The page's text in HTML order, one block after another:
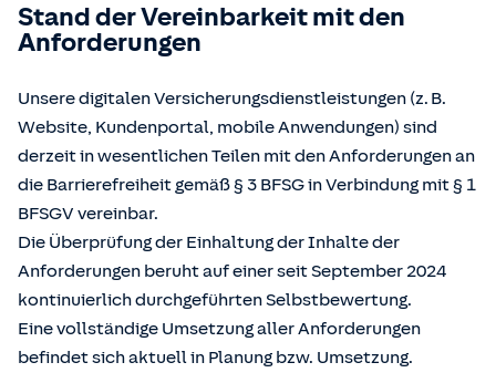
Stand der Vereinbarkeit mit den
Anforderungen
Unsere digitalen Versicherungsdienstleistungen (z. B.
Website, Kundenportal, mobile Anwendungen) sind
derzeit in wesentlichen Teilen mit den Anforderungen an
die Barrierefreiheit gemäß § 3 BFSG in Verbindung mit § 1
BFSGV vereinbar.
Die Überprüfung der Einhaltung der Inhalte der
Anforderungen beruht auf einer seit September 2024
kontinuierlich durchgeführten Selbstbewertung.
Eine vollständige Umsetzung aller Anforderungen
befindet sich aktuell in Planung bzw. Umsetzung.